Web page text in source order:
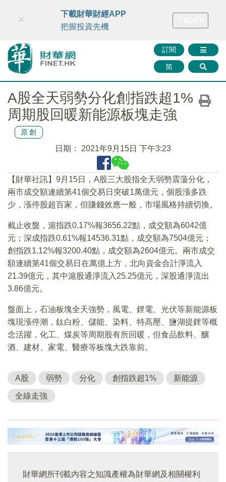
財華智庫網 FINTV FINMETA 財華證券 媒體矩陣
訂閱
简
×
下載財華財經APP
把握投資先機
A股全天弱勢分化創指跌超1%
周期股回暖新能源板塊走強
原創
日期： 2021年9月15日 下午3:23
【財華社訊】9月15日，A股三大股指全天弱勢震蕩分化，
兩市成交額連續第41個交易日突破1萬億元，個股漲多跌
少，漲停股超百家，但賺錢效應一般，市場風格持續切換。
截止收盤，滬指跌0.17%報3656.22點，成交額為6042億
元；深成指跌0.61%報14536.31點，成交額為7504億元；
創指跌1.12%報3200.40點，成交額為2604億元。兩市成交
額連續第41個交易日在萬億上方，北向資金合計淨流入
21.39億元，其中滬股通淨流入25.25億元，深股通淨流出
3.86億元。
盤面上，石油板塊全天強勢，風電、鋰電、光伏等新能源板
塊現漲停潮，鈦白粉、儲能、染料、特高壓、鹽湖提鋰等概
念活躍，化工、煤炭等周期股有所回暖，但食品飲料、釀
酒、建材、家電、醫療等板塊大跌靠前。
A股 弱勢 分化 創指跌超1% 新能源
全線走強
財華網所刊載內容之知識產權為財華網及相關權利